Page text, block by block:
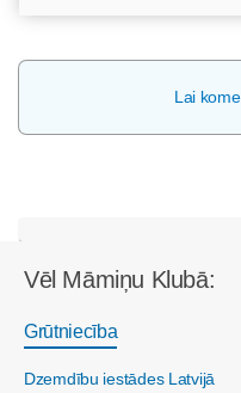
Lai
Vēl Māmiņu Klubā:
Grūtniecība
Dzemdību iestādes Latvijā